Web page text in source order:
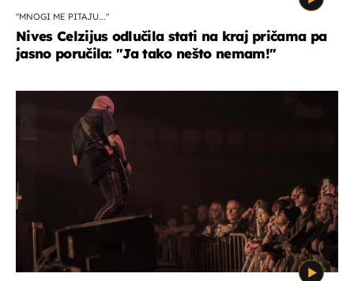
"MNOGI ME PITAJU..."
Nives Celzijus odlučila stati na kraj pričama pa
jasno poručila: "Ja tako nešto nemam!"